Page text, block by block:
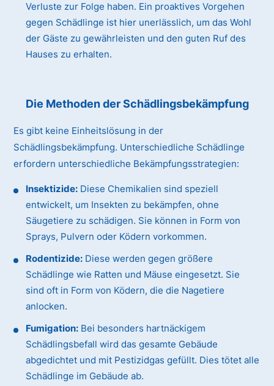
Verluste zur Folge haben. Ein proaktives Vorgehen
gegen Schädlinge ist hier unerlässlich, um das Wohl
der Gäste zu gewährleisten und den guten Ruf des
Hauses zu erhalten.
Die Methoden der Schädlingsbekämpfung
Es gibt keine Einheitslösung in der
Schädlingsbekämpfung. Unterschiedliche Schädlinge
erfordern unterschiedliche Bekämpfungsstrategien:
Insektizide: Diese Chemikalien sind speziell
entwickelt, um Insekten zu bekämpfen, ohne
Säugetiere zu schädigen. Sie können in Form von
Sprays, Pulvern oder Ködern vorkommen.
Rodentizide: Diese werden gegen größere
Schädlinge wie Ratten und Mäuse eingesetzt. Sie
sind oft in Form von Ködern, die die Nagetiere
anlocken.
Fumigation: Bei besonders hartnäckigem
Schädlingsbefall wird das gesamte Gebäude
abgedichtet und mit Pestizidgas gefüllt. Dies tötet alle
Schädlinge im Gebäude ab.